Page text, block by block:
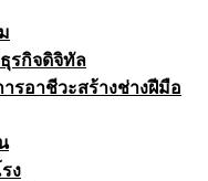
รกิจดิจิทัล
รอาชีวะสร้างช่างฝีมือ
ง